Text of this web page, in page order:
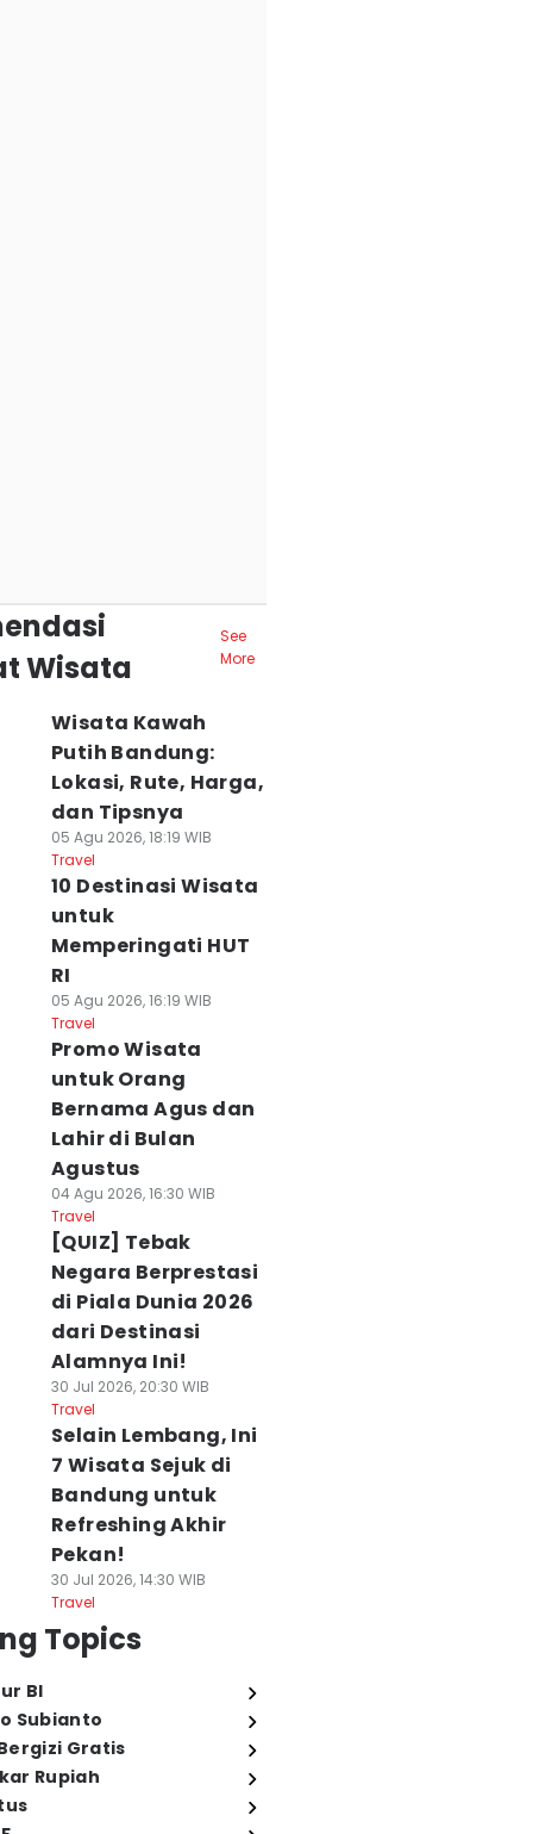
Wisata
See
More
Wisata Kawah
Putih Bandung:
Lokasi, Rute, Harga,
dan Tipsnya
05 Agu 2026, 18:19 WIB
Travel
10 Destinasi Wisata
untuk
Memperingati HUT
RI
05 Agu 2026, 16:19 WIB
Travel
Promo Wisata
untuk Orang
Bernama Agus dan
Lahir di Bulan
Agustus
04 Agu 2026, 16:30 WIB
Travel
[QUIZ] Tebak
Negara Berprestasi
di Piala Dunia 2026
dari Destinasi
Alamnya Ini!
30 Jul 2026, 20:30 WIB
Travel
Selain Lembang, Ini
7 Wisata Sejuk di
Bandung untuk
Refreshing Akhir
Pekan!
30 Jul 2026, 14:30 WIB
Travel
Topics
BI
Subianto
Gratis
Rupiah